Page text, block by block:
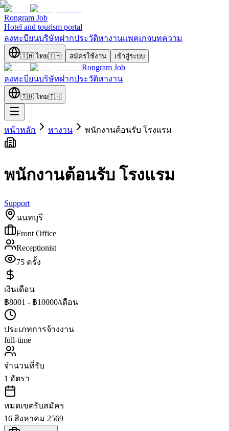
Rongram Job
Hotel and tourism portal
ลงทะบียนบริษัทฝากประวัติหางานแพคเกจบทความ
🇹🇭 ไทย🇹🇭 สมัครใช้งาน เข้าสู่ระบบ
Rongram Job
ลงทะบียนบริษัทฝากประวัติหางาน
🇹🇭 ไทย🇹🇭
หน้าหลัก หางาน พนักงานต้อนรับ โรงแรม
พนักงานต้อนรับ โรงแรม
Support
นนทบุรี
Front Office
Receptionist
75 ครั้ง
เงินเดือน
฿8001 - ฿10000/เดือน
ประเภทการจ้างงาน
full-time
จำนวนที่รับ
1 อัตรา
หมดเขตรับสมัคร
16 สิงหาคม 2569